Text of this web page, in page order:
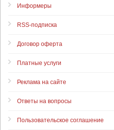
Информеры
RSS-подписка
Договор оферта
Платные услуги
Реклама на сайте
Ответы на вопросы
Пользовательское соглашение